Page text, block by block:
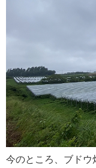
今のところ、ブドウ